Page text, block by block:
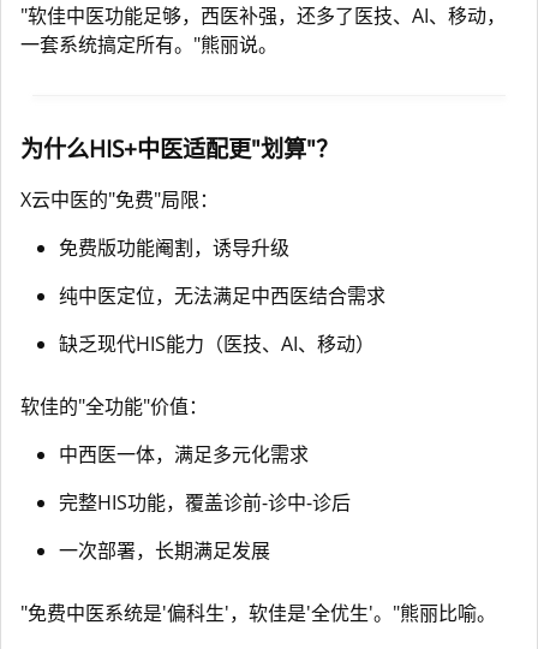
"软佳中医功能足够，西医补强，还多了医技、AI、移动，
一套系统搞定所有。"熊丽说。
为什么HIS+中医适配更"划算"？
X云中医的"免费"局限：
免费版功能阉割，诱导升级
纯中医定位，无法满足中西医结合需求
缺乏现代HIS能力（医技、AI、移动）
软佳的"全功能"价值：
中西医一体，满足多元化需求
完整HIS功能，覆盖诊前-诊中-诊后
一次部署，长期满足发展
"免费中医系统是'偏科生'，软佳是'全优生'。"熊丽比喻。